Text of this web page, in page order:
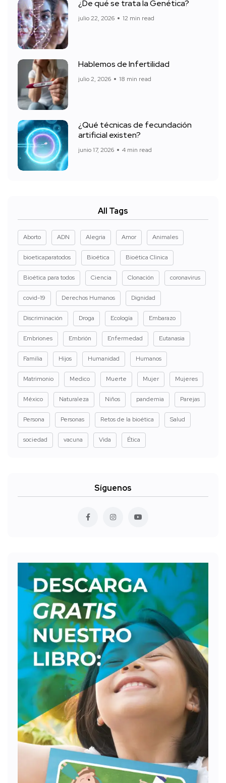
¿De qué se trata la Genética?
julio 22, 2026 12 min read
Hablemos de Infertilidad
julio 2, 2026 18 min read
¿Qué técnicas de fecundación
artificial existen?
junio 17, 2026 4 min read
All Tags
Aborto ADN Alegria Amor Animales
bioeticaparatodos Bioética Bioética Clinica
Bioética para todos Ciencia Clonación coronavirus
covid-19 Derechos Humanos Dignidad
Discriminación Droga Ecología Embarazo
Embriones Embrión Enfermedad Eutanasia
Familia Hijos Humanidad Humanos
Matrimonio Medico Muerte Mujer Mujeres
México Naturaleza Niños pandemia Parejas
Persona Personas Retos de la bioética Salud
sociedad vacuna Vida Ética
Síguenos